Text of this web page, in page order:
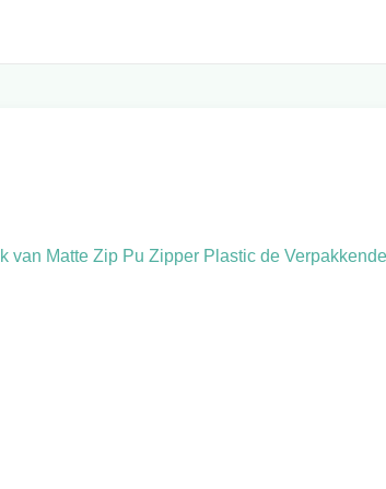
van Matte Zip Pu Zipper Plastic de Verpakkende